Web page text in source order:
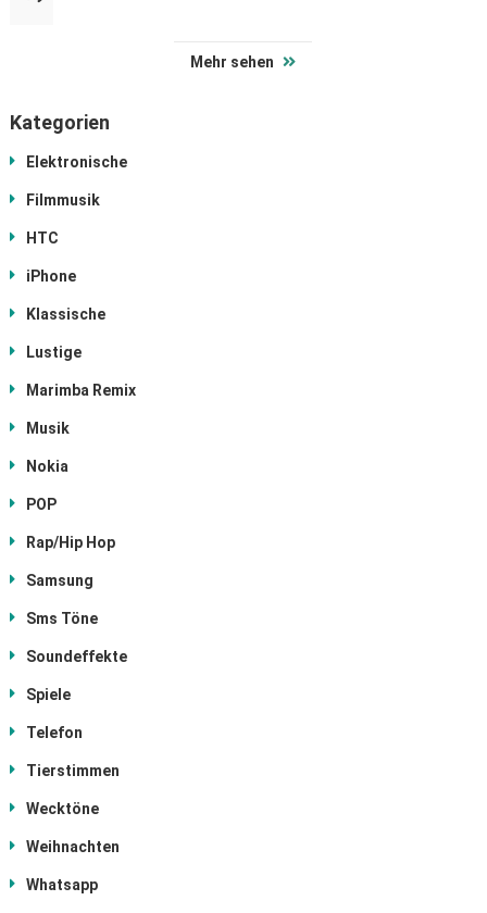
Mehr sehen
Kategorien
Elektronische
Filmmusik
HTC
iPhone
Klassische
Lustige
Marimba Remix
Musik
Nokia
POP
Rap/Hip Hop
Samsung
Sms Töne
Soundeffekte
Spiele
Telefon
Tierstimmen
Wecktöne
Weihnachten
Whatsapp